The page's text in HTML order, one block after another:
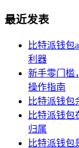
最近发表
比特派钱包
利器
新手零门槛
操作指南
比特派钱包
比特派钱包
归属
比特派钱包